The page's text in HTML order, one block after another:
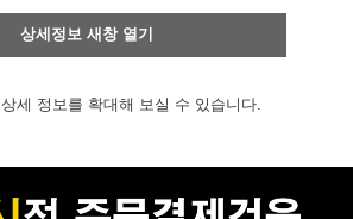
상세정보 새창 열기
상세 정보를 확대해 보실 수 있습니다.